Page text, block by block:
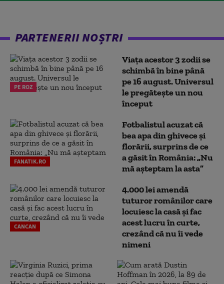
PARTENERII NOȘTRI
PE ROZ
Viața acestor 3 zodii se
schimbă în bine până
pe 16 august. Universul
le pregătește un nou
început
FANATIK.RO
Fotbalistul acuzat că
bea apa din ghivece și
florării, surprins de ce
a găsit în România: „Nu
mă așteptam la asta”
CANCAN
4.000 lei amendă
tuturor românilor care
locuiesc la casă și fac
acest lucru în curte,
crezând că nu îi vede
nimeni